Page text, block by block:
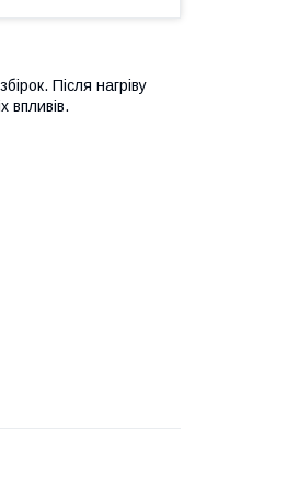
Після нагріву
впливів.